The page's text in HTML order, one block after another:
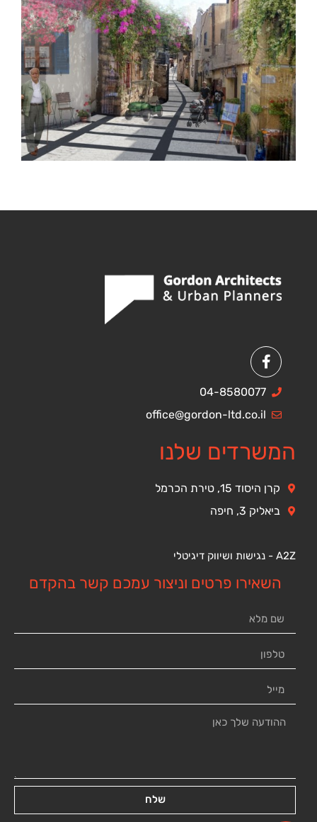
04-8580077
office@gordon-ltd.co.il
המשרדים שלנו
קרן היסוד 15, טירת הכרמל
ביאליק 3, חיפה
A2Z - נגישות ושיווק דיגיטלי
השאירו פרטים וניצור עמכם קשר בהקדם
שלח